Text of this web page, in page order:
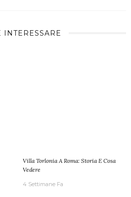
Villa Torlonia A Roma: Storia E Cosa
Vedere
4 Settimane Fa